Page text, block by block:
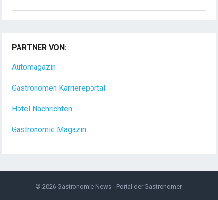
Dein Arbeitsplatz mit Urlaubsfeeling Chef de Rang
(m/w/d) Du bist Gastgeber aus Leidenschaft und
PARTNER VON:
Automagazin
Gastronomen Karriereportal
Hotel Nachrichten
Gastronomie Magazin
© 2026 Gastronomie News - Portal der Gastronomen